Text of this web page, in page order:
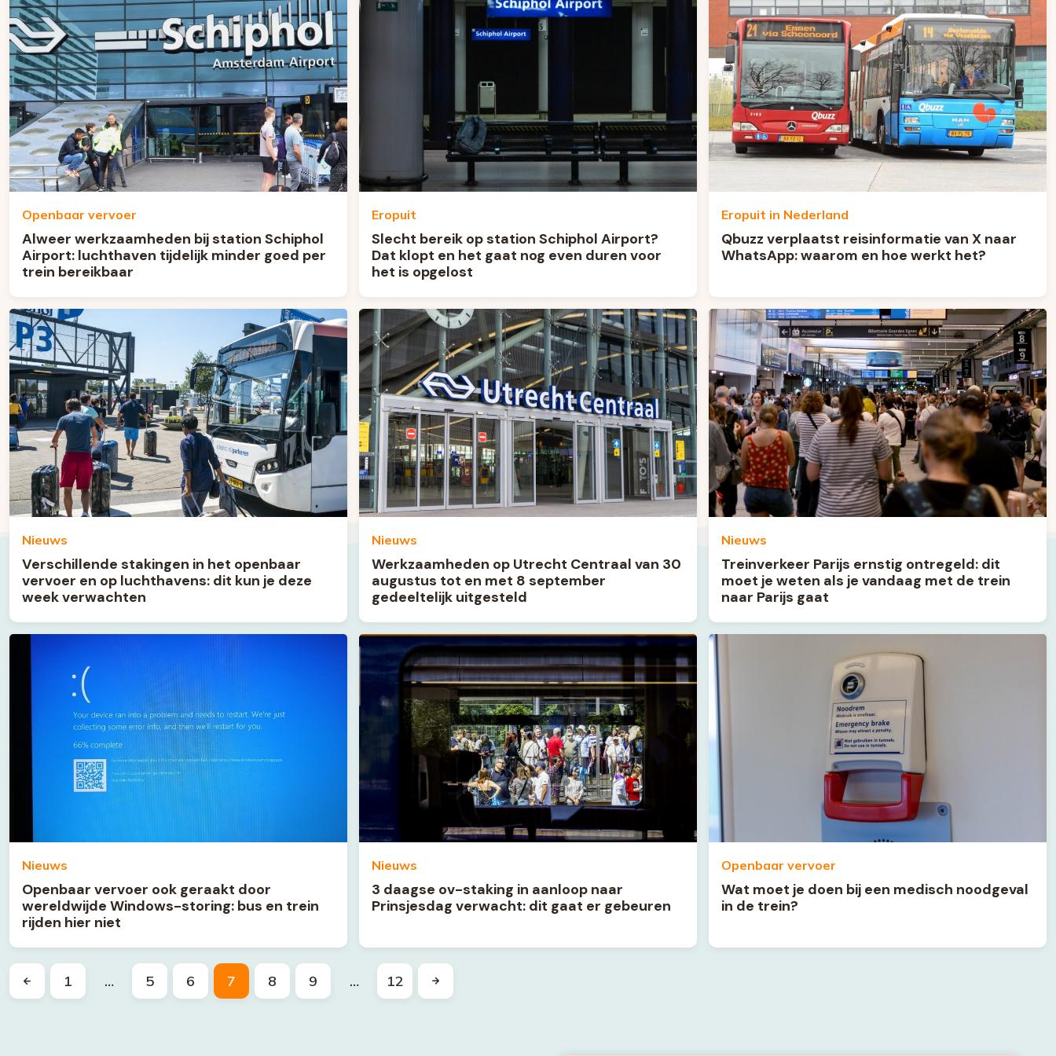
Openbaar vervoer
Alweer werkzaamheden bij station Schiphol
Airport: luchthaven tijdelijk minder goed per
trein bereikbaar
Eropuit
Slecht bereik op station Schiphol Airport?
Dat klopt en het gaat nog even duren voor
het is opgelost
Eropuit in Nederland
Qbuzz verplaatst reisinformatie van X naar
WhatsApp: waarom en hoe werkt het?
Nieuws
Verschillende stakingen in het openbaar
vervoer en op luchthavens: dit kun je deze
week verwachten
Nieuws
Werkzaamheden op Utrecht Centraal van 30
augustus tot en met 8 september
gedeeltelijk uitgesteld
Nieuws
Treinverkeer Parijs ernstig ontregeld: dit
moet je weten als je vandaag met de trein
naar Parijs gaat
Nieuws
Openbaar vervoer ook geraakt door
wereldwijde Windows-storing: bus en trein
rijden hier niet
Nieuws
3 daagse ov-staking in aanloop naar
Prinsjesdag verwacht: dit gaat er gebeuren
Openbaar vervoer
Wat moet je doen bij een medisch noodgeval
in de trein?
1 … 5 6 7 8 9 … 12